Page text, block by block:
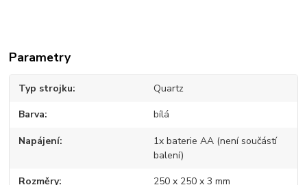
Parametry
Typ strojku Quartz
Barva bílá
Napájení
1x baterie AA (není součástí
balení)
Rozměry 250 x 250 x 3 mm